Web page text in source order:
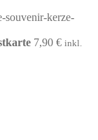
7,90 € inkl.